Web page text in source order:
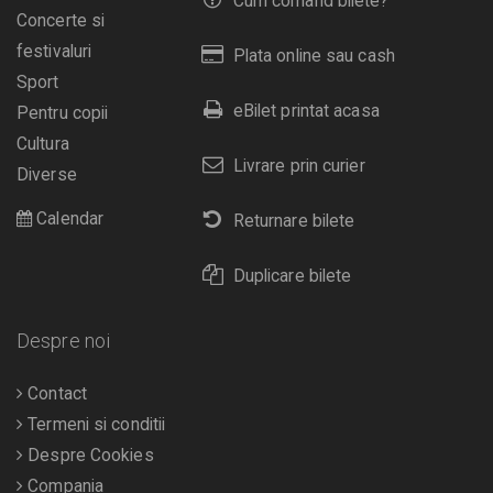
Plata online sau cash
eBilet printat acasa
Livrare prin curier
Returnare bilete
Duplicare bilete
Concerte si
festivaluri
Sport
Pentru copii
Cultura
Diverse
Calendar
Despre noi
Contact
Termeni si conditii
Despre Cookies
Compania